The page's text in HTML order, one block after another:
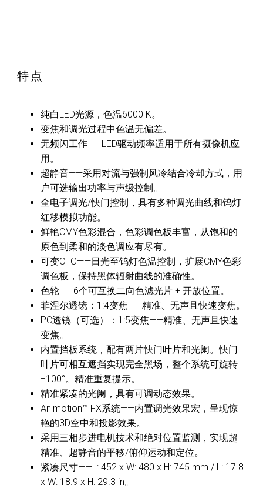
特点
纯白LED光源，色温6000 K。
变焦和调光过程中色温无偏差。
无频闪工作——LED驱动频率适用于所有摄像机应
用。
超静音——采用对流与强制风冷结合冷却方式，用
户可选输出功率与声级控制。
全电子调光/快门控制，具有多种调光曲线和钨灯
红移模拟功能。
鲜艳CMY色彩混合，色彩调色板丰富，从饱和的
原色到柔和的淡色调应有尽有。
可变CTO——日光至钨灯色温控制，扩展CMY色彩
调色板，保持黑体辐射曲线的准确性。
色轮——6个可互换二向色滤光片 + 开放位置。
菲涅尔透镜：1:4变焦——精准、无声且快速变焦。
PC透镜（可选）：1:5变焦——精准、无声且快速
变焦。
内置挡板系统，配有两片快门叶片和光阑。快门
叶片可相互遮挡实现完全黑场，整个系统可旋转
±100°。精准重复提示。
精准紧凑的光阑，具有可调动态效果。
Animotion™ FX系统——内置调光效果宏，呈现惊
艳的3D空中和投影效果。
采用三相步进电机技术和绝对位置监测，实现超
精准、超静音的平移/俯仰运动和定位。
紧凑尺寸——L: 452 x W: 480 x H: 745 mm / L: 17.8
x W: 18.9 x H: 29.3 in。